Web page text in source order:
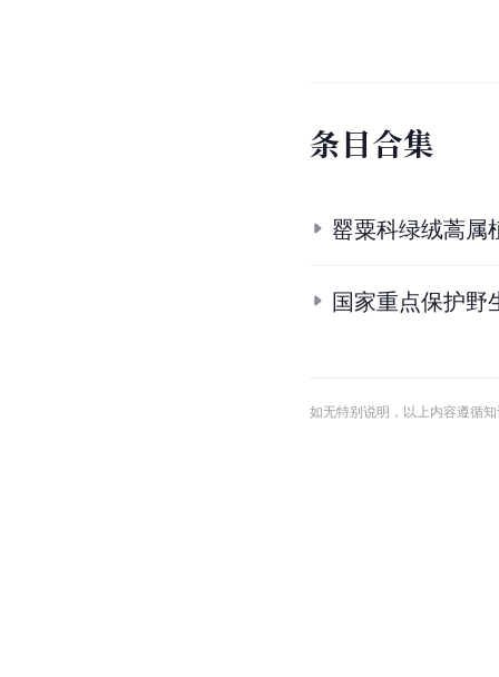
条目合集
罂粟科绿绒蒿属
国家重点保护野
如无特别说明，以上内容遵循